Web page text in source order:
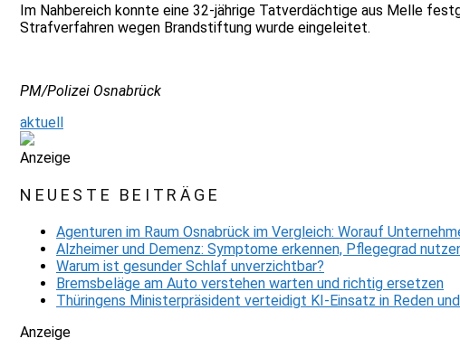
Im Nahbereich konnte eine 32-jährige Tatverdächtige aus Melle
Strafverfahren wegen Brandstiftung wurde eingeleitet.
PM/Polizei Osnabrück
aktuell
Anzeige
NEUESTE BEITRÄGE
Agenturen im Raum Osnabrück im Vergleich: Worauf
Alzheimer und Demenz: Symptome erkennen, Pflegegrad
Warum ist gesunder Schlaf unverzichtbar?
Bremsbeläge am Auto verstehen warten und richtig ersetzen
Thüringens Ministerpräsident verteidigt KI-Einsatz in Reden
Anzeige